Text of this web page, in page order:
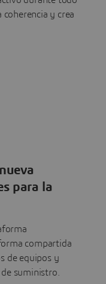
coherencia y crea
para la
compartida
de equipos y
de suministro.